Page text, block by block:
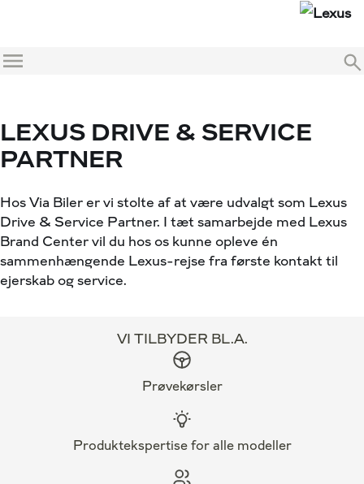
Menu
LEXUS DRIVE & SERVICE
PARTNER
Hos Via Biler er vi stolte af at være udvalgt som Lexus
Drive & Service Partner. I tæt samarbejde med Lexus
Brand Center vil du hos os kunne opleve én
sammenhængende Lexus-rejse fra første kontakt til
ejerskab og service.
VI TILBYDER BL.A.
Prøvekørsler
Produktekspertise for alle modeller